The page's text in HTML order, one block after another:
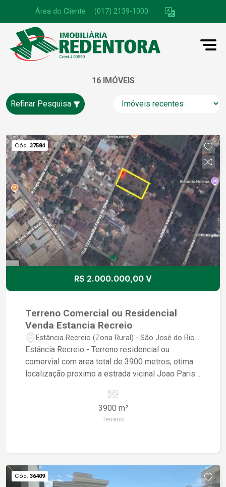
Área do Cliente (017) 2139-1000
16 IMÓVEIS
Refinar Pesquisa
Cód. 37584
R$ 2.000.000,00 V
Terreno Comercial ou Residencial
Venda Estancia Recreio
Estância Recreio (Zona Rural) - São José do Rio
Preto/SP
Estância Recreio - Terreno residencial ou
comervial com area total de 3900 metros, otima
localização proximo a estrada vicinal Joao Parisi
oportunidade para quem busca um espaço amplo
em uma região tranquila. Ideal para construção de
casas, chácaras ou investimento. Para mais
3900 m²
Terreno
Cód. 36409